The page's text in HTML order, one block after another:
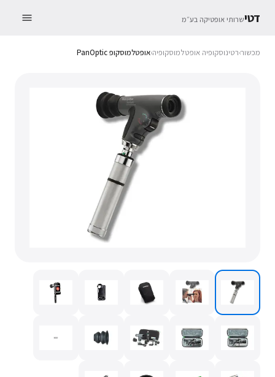
דטישרותי אופטיקה בע״מ
מכשור›רטינוסקופיה אופטלמוסקופיה›אופטלמוסקופ PanOptic